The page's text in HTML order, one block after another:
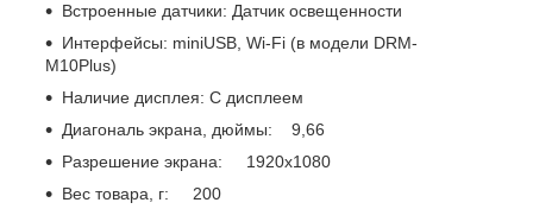
Встроенные датчики: Датчик освещенности
Интерфейсы: miniUSB, Wi-Fi (в модели DRM-
M10Plus)
Наличие дисплея: С дисплеем
Диагональ экрана, дюймы: 9,66
Разрешение экрана: 1920x1080
Вес товара, г: 200